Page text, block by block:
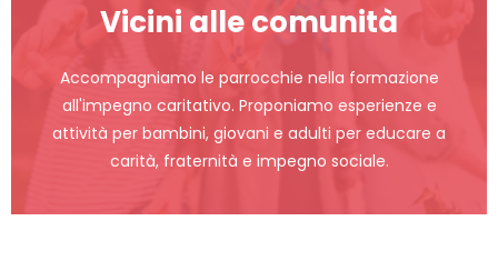
Vicini alle comunità
Accompagniamo le parrocchie nella formazione
all'impegno caritativo. Proponiamo esperienze e
attività per bambini, giovani e adulti per educare a
carità, fraternità e impegno sociale.